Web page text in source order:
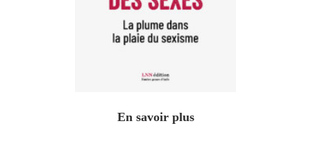
En savoir plus